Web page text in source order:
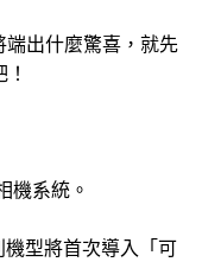
端出什麼驚喜，就先
機系統。
型將首次導入「可